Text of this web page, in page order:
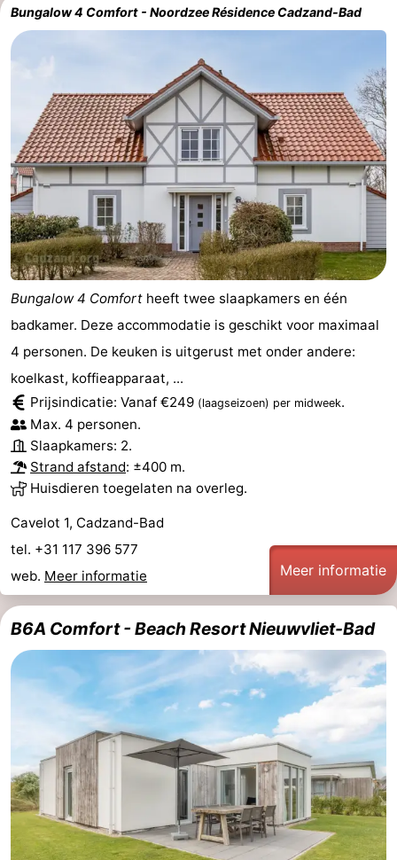
Musea
-
Monumenten
-
Molens
Uitkijkpunten
Attracties
-
Rondvaarten
-
Speeltuinen
-
Binnenspeeltuinen
-
Bowlen
-
Minigolfbanen
Wellness
centra
Dorpen
&
Steden
Natuur
Sporten
-
Zwembaden
-
Fietsen
-
Wandelen
-
Paardrijden
Surfen
Eten
en
drinken
Haaientanden
Zeehonden
Bungalow 4 Comfort - Noordzee Résidence Cadzand-Bad
Bungalow 4 Comfort heeft twee slaapkamers en één
badkamer. Deze accommodatie is geschikt voor maximaal
4 personen. De keuken is uitgerust met onder andere:
koelkast, koffieapparaat, ...
Prijsindicatie: Vanaf €249 (laagseizoen) per midweek.
Max. 4 personen.
Slaapkamers: 2.
Strand afstand: ±400 m.
Huisdieren toegelaten na overleg.
Cavelot 1, Cadzand-Bad
tel. +31 117 396 577
web. Meer informatie Meer informatie
B6A Comfort - Beach Resort Nieuwvliet-Bad